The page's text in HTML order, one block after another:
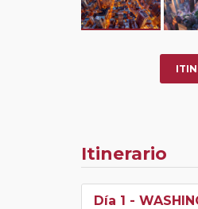
Itinerario
Día 1 -